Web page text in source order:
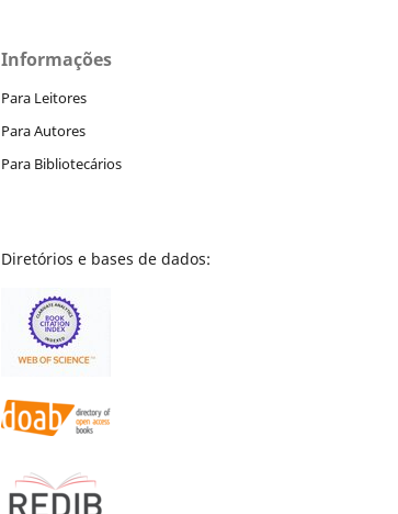
Informações
Para Leitores
Para Autores
Para Bibliotecários
Diretórios e bases de dados: